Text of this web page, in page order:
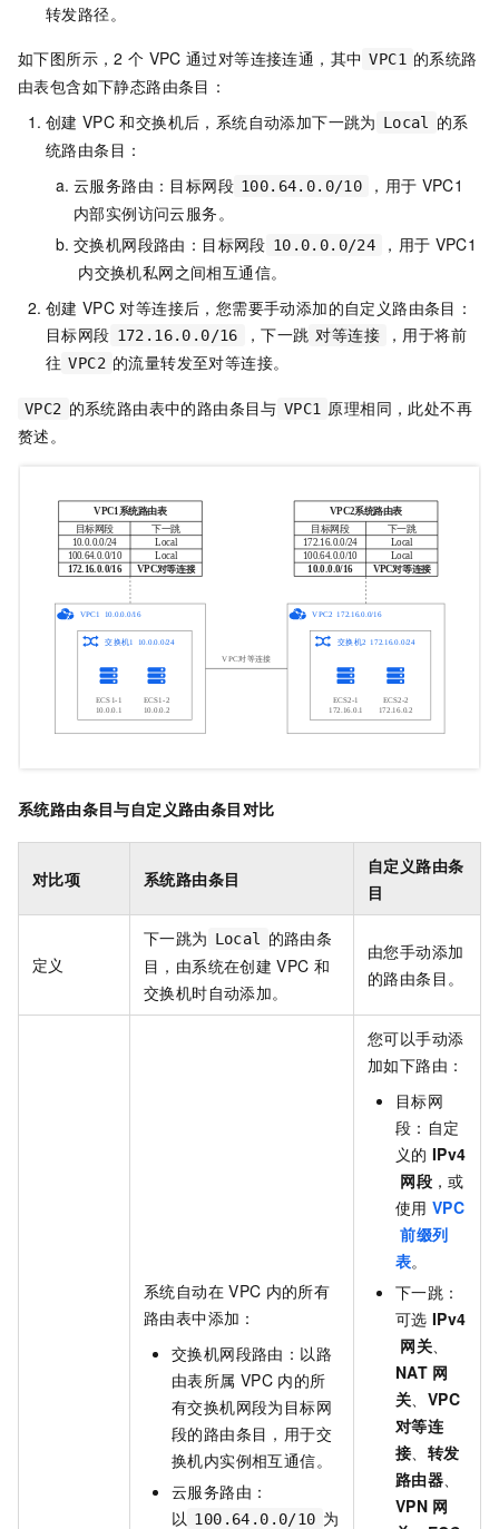
转发路径。
如下图所示，2 个 VPC 通过对等连接连通，其中 VPC1 的系统路
由表包含如下静态路由条目：
创建 VPC 和交换机后，系统自动添加下一跳为 Local 的系
统路由条目：
云服务路由：目标网段 100.64.0.0/10 ，用于 VPC1
内部实例访问云服务。
交换机网段路由：目标网段 10.0.0.0/24 ，用于 VPC1
内交换机私网之间相互通信。
创建 VPC 对等连接后，您需要手动添加的自定义路由条目：
目标网段 172.16.0.0/16 ，下一跳 对等连接
，用于将前
往 VPC2 的流量转发至对等连接。
VPC2 的系统路由表中的路由条目与 VPC1 原理相同，此处不再
赘述。
系统路由条目与自定义路由条目对比
对比项 系统路由条目
自定义路由条
目
定义
下一跳为 Local
的路由条
目，由系统在创建 VPC 和
交换机时自动添加。
由您手动添加
的路由条目。
系统自动在 VPC 内的所有
路由表中添加：
交换机网段路由：以路
由表所属 VPC 内的所
有交换机网段为目标网
段的路由条目，用于交
换机内实例相互通信。
云服务路由：
以 100.64.0.0/10 为
您可以手动添
加如下路由：
目标网
段：自定
义的 IPv4
网段 ，或
使用 VPC
前缀列
表。
下一跳：
可选 IPv4
网关、
NAT 网
关、 VPC
对等连
接、 转发
路由器、
VPN 网